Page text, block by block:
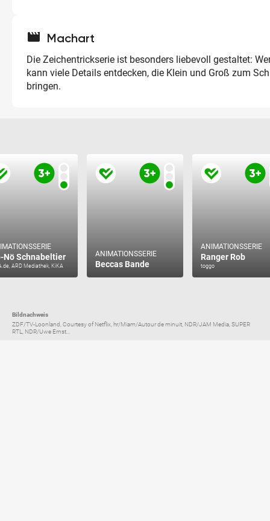
movie Machart
Die Zeichentrickserie ist besonders liebevoll gestaltet:
kann viele Details entdecken, die Klein und Groß zum
bringen.
Nö Schnabeltier
ARD Mediathek, KiKA
ANIMATIONSSERIE
Beccas Bande
ANIMATIONSSERIE
Ranger Rob
toggo
Bildnachweis
ZDF/TV-Loonland, Courtesy of Netflix, hr/Miam/Autour de minuit, NDR/JAM Media, SUPER
RTL, NDR/Uwe Ernst...